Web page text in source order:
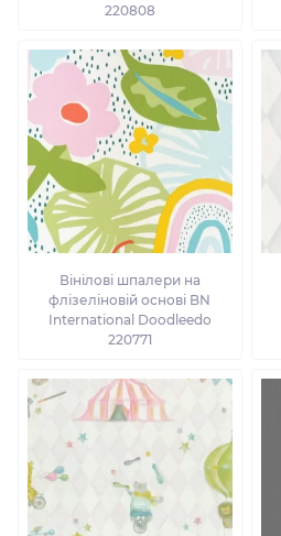
220808
Вінілові шпалери на
флізеліновій основі BN
International Doodleedo
220771